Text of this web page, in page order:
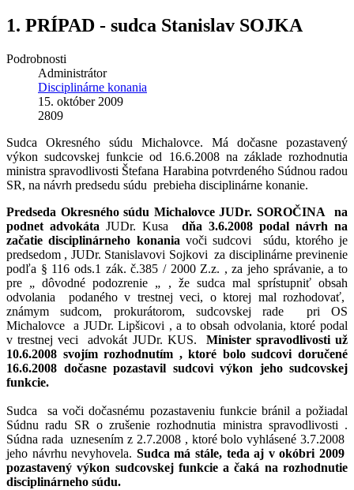
1. PRÍPAD - sudca Stanislav SOJKA
Podrobnosti
Administrátor
Disciplinárne konania
15. október 2009
2809
Sudca Okresného súdu Michalovce. Má dočasne pozastavený
výkon sudcovskej funkcie od 16.6.2008 na základe rozhodnutia
ministra spravodlivosti Štefana Harabina potvrdeného Súdnou radou
SR, na návrh predsedu súdu prebieha disciplinárne konanie.
Predseda Okresného súdu Michalovce JUDr. SOROČINA na
podnet advokáta JUDr. Kusa dňa 3.6.2008 podal návrh na
začatie disciplinárneho konania voči sudcovi súdu, ktorého je
predsedom , JUDr. Stanislavovi Sojkovi za disciplinárne previnenie
podľa § 116 ods.1 zák. č.385 / 2000 Z.z. , za jeho správanie, a to
pre „ dôvodné podozrenie „ , že sudca mal sprístupniť obsah
odvolania podaného v trestnej veci, o ktorej mal rozhodovať,
známym sudcom, prokurátorom, sudcovskej rade pri OS
Michalovce a JUDr. Lipšicovi , a to obsah odvolania, ktoré podal
v trestnej veci advokát JUDr. KUS. Minister spravodlivosti už
10.6.2008 svojím rozhodnutím , ktoré bolo sudcovi doručené
16.6.2008 dočasne pozastavil sudcovi výkon jeho sudcovskej
funkcie.
Sudca sa voči dočasnému pozastaveniu funkcie bránil a požiadal
Súdnu radu SR o zrušenie rozhodnutia ministra spravodlivosti .
Súdna rada uznesením z 2.7.2008 , ktoré bolo vyhlásené 3.7.2008
jeho návrhu nevyhovela. Sudca má stále, teda aj v okóbri 2009
pozastavený výkon sudcovskej funkcie a čaká na rozhodnutie
disciplinárneho súdu.